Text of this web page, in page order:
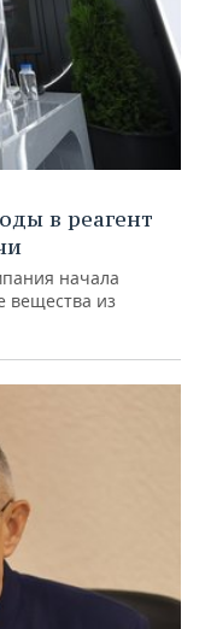
в реагент
начала
вещества из